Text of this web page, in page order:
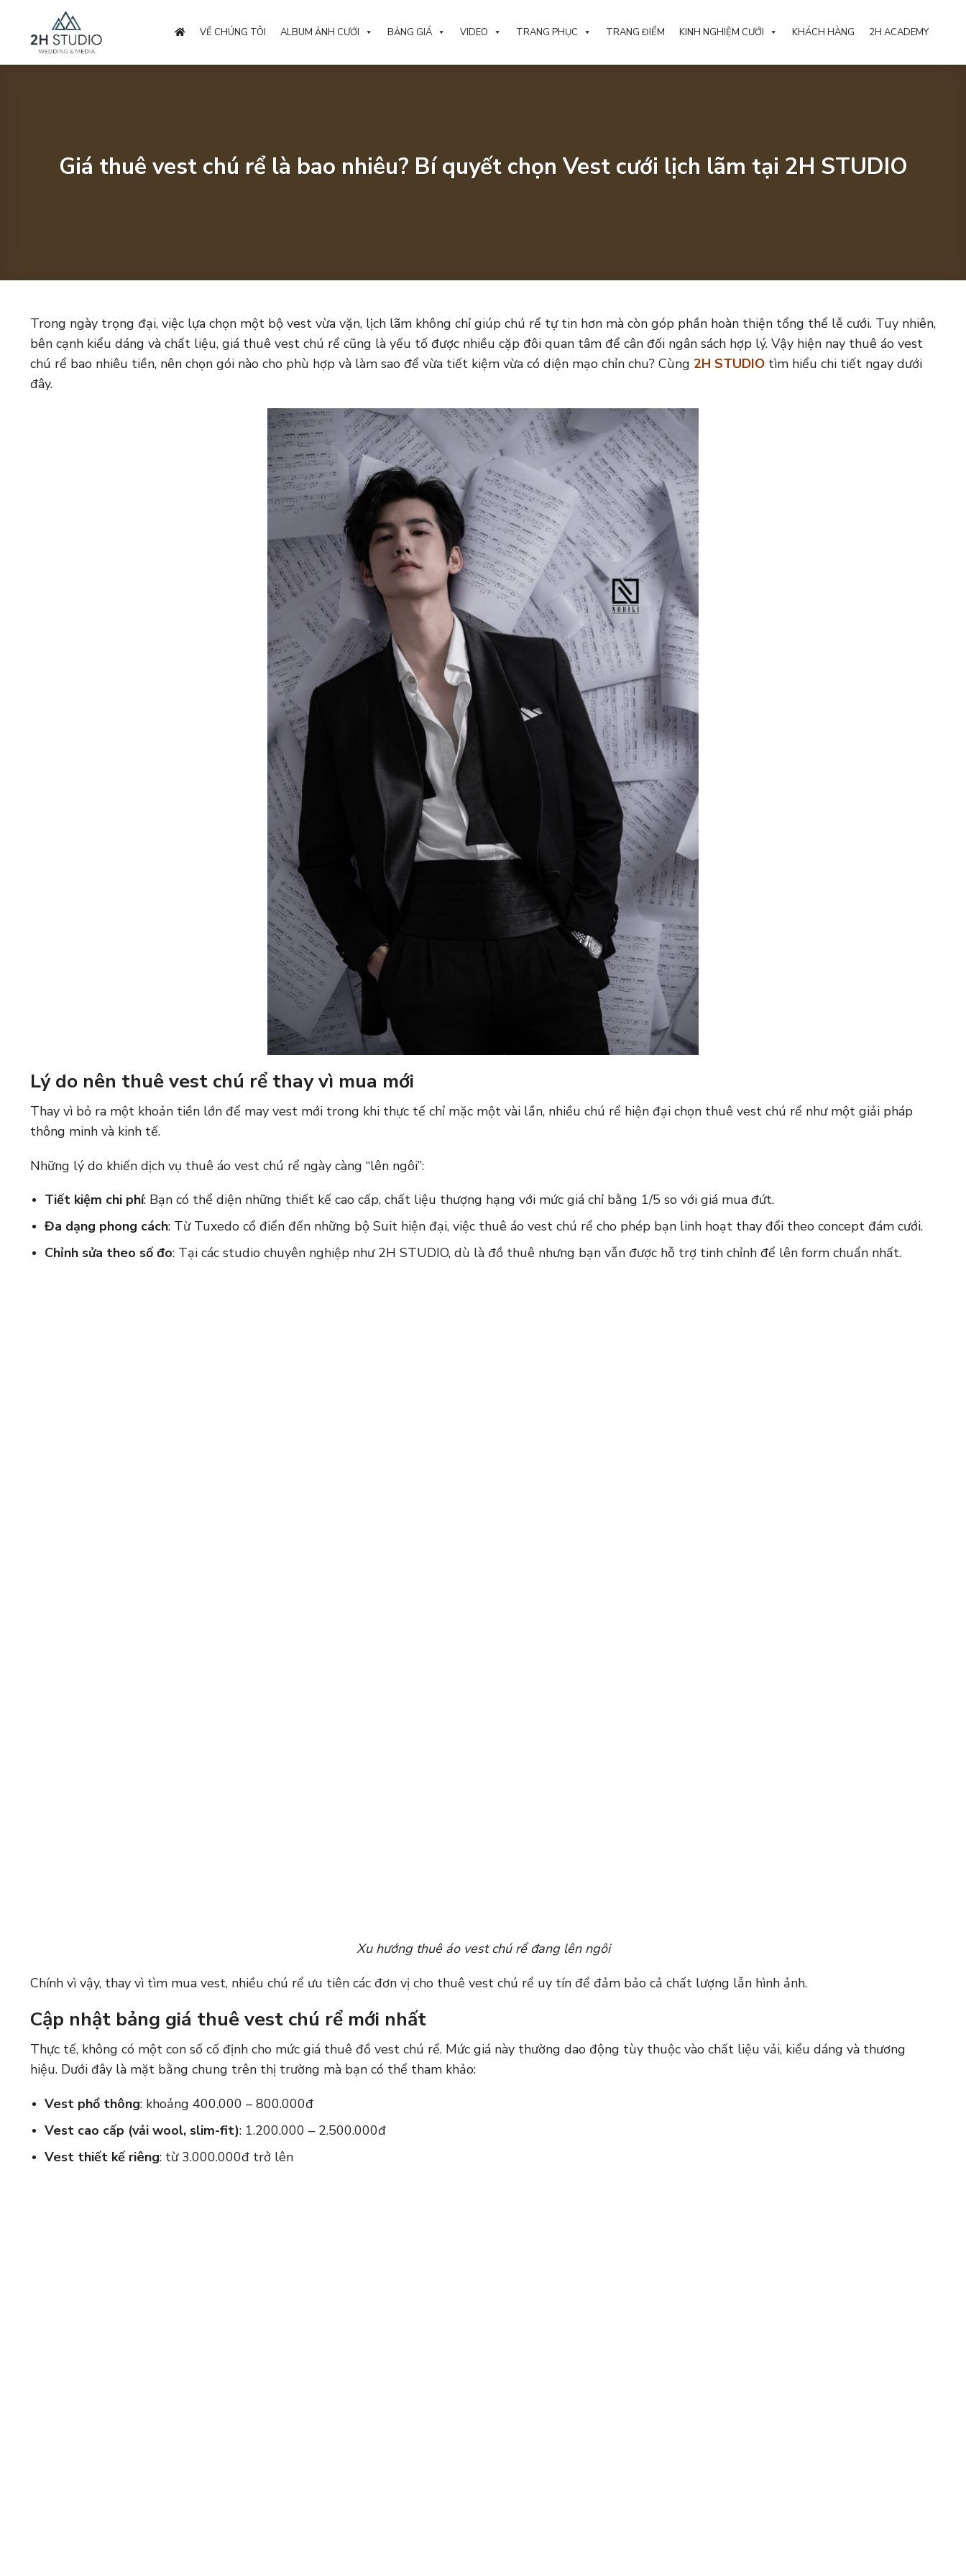
dung
VỀ CHÚNG TÔI ALBUM ẢNH CƯỚI BẢNG GIÁ VIDEO TRANG PHỤC TRANG ĐIỂM KINH NGHIỆM CƯỚI KHÁCH HÀNG 2H ACADEMY
Giá thuê vest chú rể là bao nhiêu? Bí quyết chọn Vest cưới lịch lãm tại 2H STUDIO
Trong ngày trọng đại, việc lựa chọn một bộ vest vừa vặn, lịch lãm không chỉ giúp chú rể tự tin hơn mà còn góp phần hoàn thiện tổng thể lễ cưới. Tuy nhiên,
bên cạnh kiểu dáng và chất liệu, giá thuê vest chú rể cũng là yếu tố được nhiều cặp đôi quan tâm để cân đối ngân sách hợp lý. Vậy hiện nay thuê áo vest
chú rể bao nhiêu tiền, nên chọn gói nào cho phù hợp và làm sao để vừa tiết kiệm vừa có diện mạo chỉn chu? Cùng 2H STUDIO tìm hiểu chi tiết ngay dưới
đây.
Lý do nên thuê vest chú rể thay vì mua mới
Thay vì bỏ ra một khoản tiền lớn để may vest mới trong khi thực tế chỉ mặc một vài lần, nhiều chú rể hiện đại chọn thuê vest chú rể như một giải pháp
thông minh và kinh tế.
Những lý do khiến dịch vụ thuê áo vest chú rể ngày càng “lên ngôi”:
Tiết kiệm chi phí: Bạn có thể diện những thiết kế cao cấp, chất liệu thượng hạng với mức giá chỉ bằng 1/5 so với giá mua đứt.
Đa dạng phong cách: Từ Tuxedo cổ điển đến những bộ Suit hiện đại, việc thuê áo vest chú rể cho phép bạn linh hoạt thay đổi theo concept đám cưới.
Chỉnh sửa theo số đo: Tại các studio chuyên nghiệp như 2H STUDIO, dù là đồ thuê nhưng bạn vẫn được hỗ trợ tinh chỉnh để lên form chuẩn nhất.
Xu hướng thuê áo vest chú rể đang lên ngôi
Chính vì vậy, thay vì tìm mua vest, nhiều chú rể ưu tiên các đơn vị cho thuê vest chú rể uy tín để đảm bảo cả chất lượng lẫn hình ảnh.
Cập nhật bảng giá thuê vest chú rể mới nhất
Thực tế, không có một con số cố định cho mức giá thuê đồ vest chú rể. Mức giá này thường dao động tùy thuộc vào chất liệu vải, kiểu dáng và thương
hiệu. Dưới đây là mặt bằng chung trên thị trường mà bạn có thể tham khảo:
Vest phổ thông: khoảng 400.000 – 800.000đ
Vest cao cấp (vải wool, slim-fit): 1.200.000 – 2.500.000đ
Vest thiết kế riêng: từ 3.000.000đ trở lên